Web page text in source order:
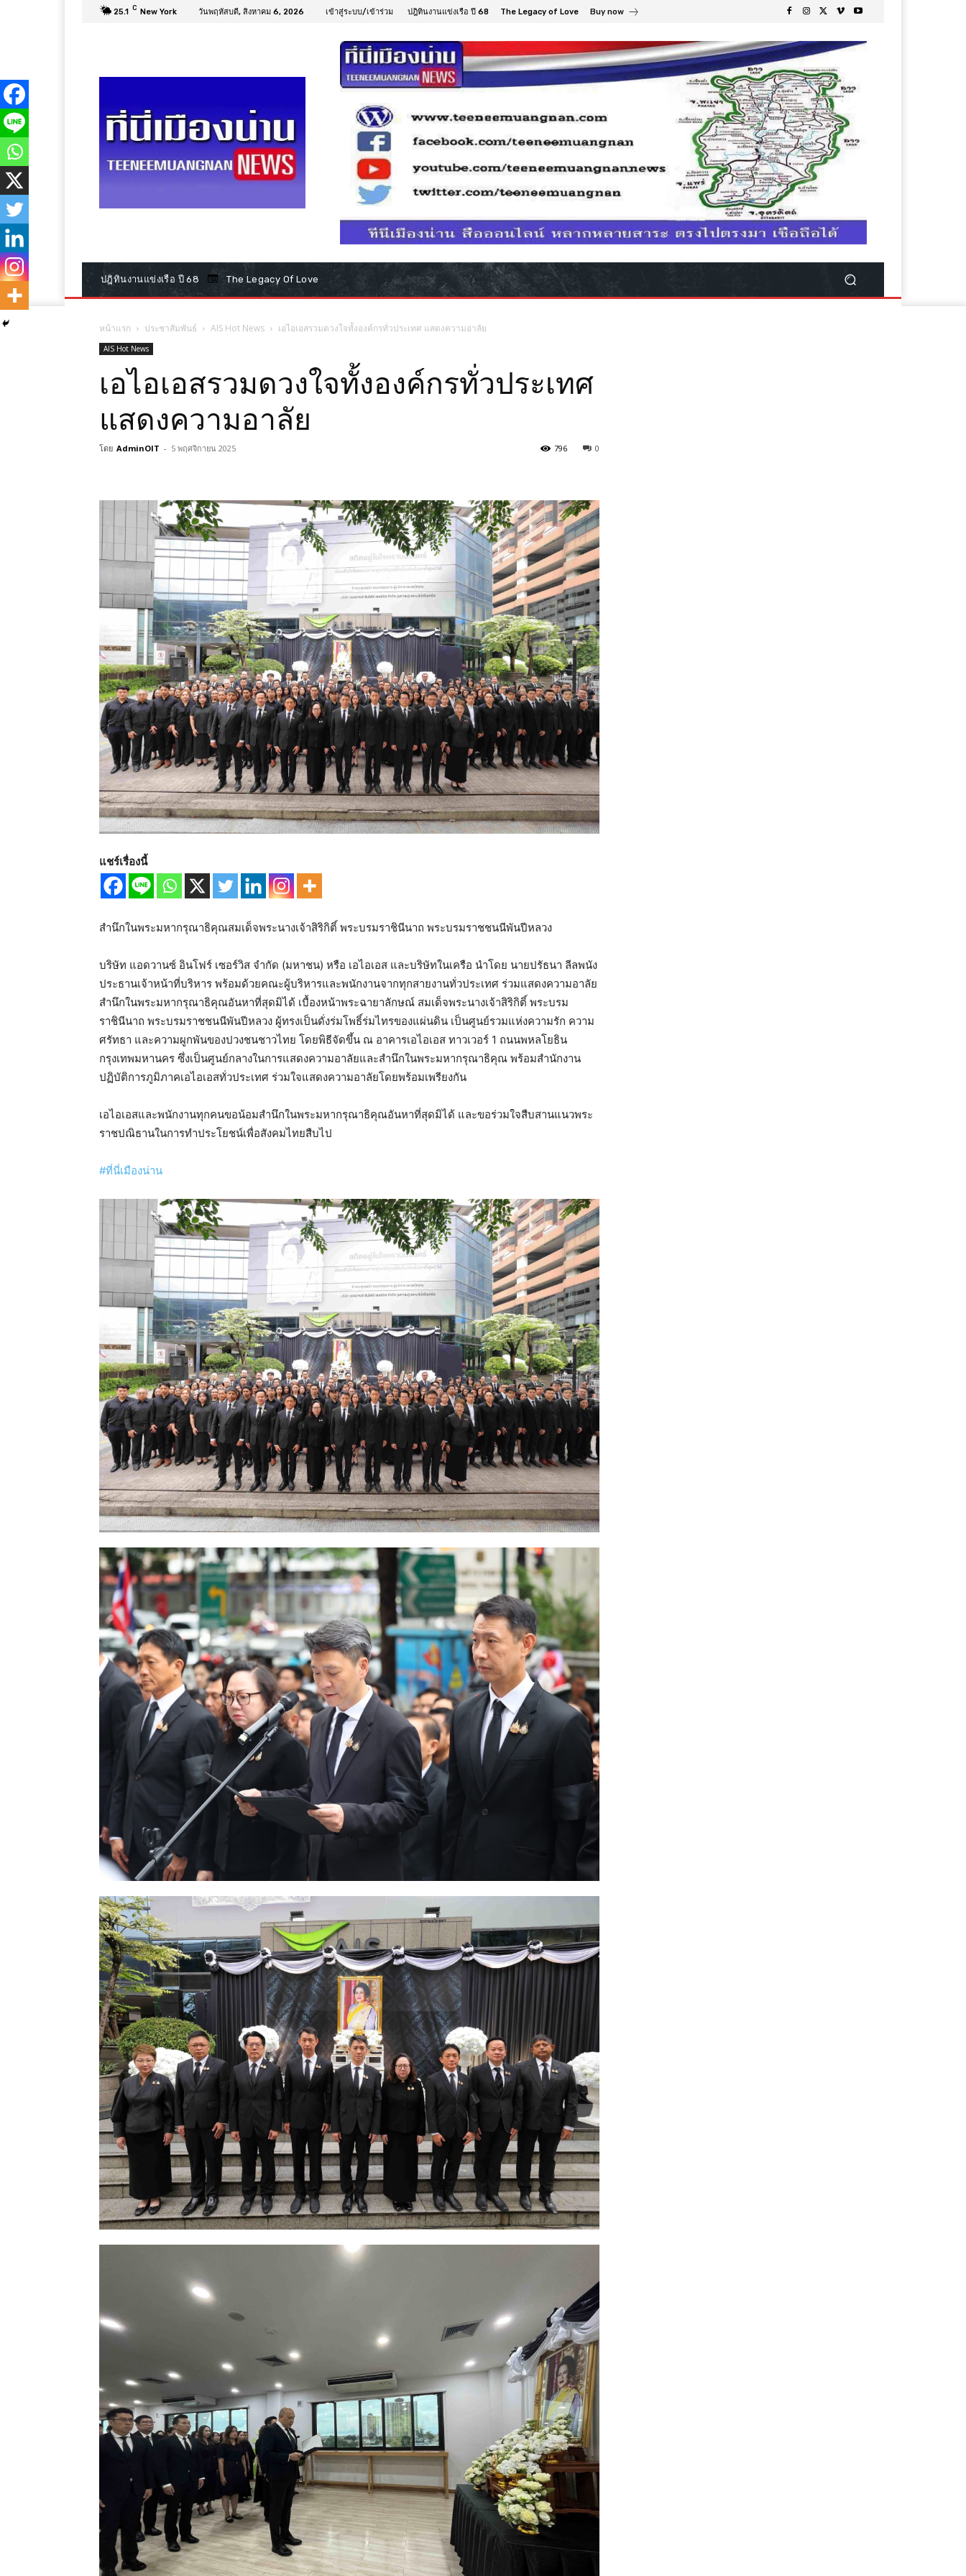
25.1 C New York วันพฤหัสบดี, สิงหาคม 6, 2026 เข้าสู่ระบบ/เข้าร่วม ปฎิทินงานแข่งเรือ ปี 68 The Legacy of Love Buy now
ปฎิทินงานแข่งเรือ ปี 68 The Legacy Of Love
หน้าแรก ประชาสัมพันธ์ AIS Hot News เอไอเอสรวมดวงใจทั้งองค์กรทั่วประเทศ แสดงความอาลัย
AIS Hot News
เอไอเอสรวมดวงใจทั้งองค์กรทั่วประเทศ
แสดงความอาลัย
โดย AdminOIT - 5 พฤศจิกายน 2025 0
796
แชร์เรื่องนี้
สำนึกในพระมหากรุณาธิคุณสมเด็จพระนางเจ้าสิริกิติ์ พระบรมราชินีนาถ พระบรมราชชนนีพันปีหลวง
บริษัท แอดวานซ์ อินโฟร์ เซอร์วิส จำกัด (มหาชน) หรือ เอไอเอส และบริษัทในเครือ นำโดย นายปรัธนา ลีลพนัง
ประธานเจ้าหน้าที่บริหาร พร้อมด้วยคณะผู้บริหารและพนักงานจากทุกสายงานทั่วประเทศ ร่วมแสดงความอาลัย
สำนึกในพระมหากรุณาธิคุณอันหาที่สุดมิได้ เบื้องหน้าพระฉายาลักษณ์ สมเด็จพระนางเจ้าสิริกิติ์ พระบรม
ราชินีนาถ พระบรมราชชนนีพันปีหลวง ผู้ทรงเป็นดั่งร่มโพธิ์ร่มไทรของแผ่นดิน เป็นศูนย์รวมแห่งความรัก ความ
ศรัทธา และความผูกพันของปวงชนชาวไทย โดยพิธีจัดขึ้น ณ อาคารเอไอเอส ทาวเวอร์ 1 ถนนพหลโยธิน
กรุงเทพมหานคร ซึ่งเป็นศูนย์กลางในการแสดงความอาลัยและสำนึกในพระมหากรุณาธิคุณ พร้อมสำนักงาน
ปฏิบัติการภูมิภาคเอไอเอสทั่วประเทศ ร่วมใจแสดงความอาลัยโดยพร้อมเพรียงกัน
เอไอเอสและพนักงานทุกคนขอน้อมสำนึกในพระมหากรุณาธิคุณอันหาที่สุดมิได้ และขอร่วมใจสืบสานแนวพระ
ราชปณิธานในการทำประโยชน์เพื่อสังคมไทยสืบไป
#ที่นี่เมืองน่าน